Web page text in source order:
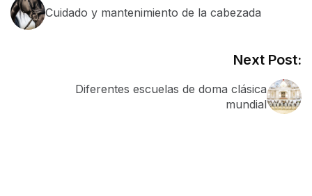
Cuidado y mantenimiento de la cabezada
Next Post:
Diferentes escuelas de doma clásica
mundial